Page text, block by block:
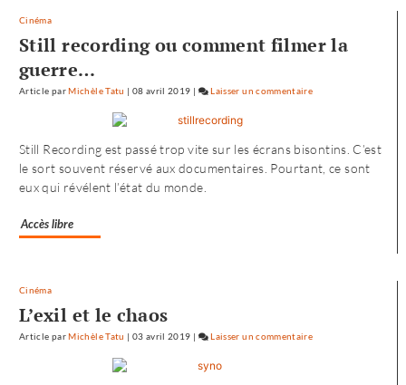
Cinéma
Still recording ou comment filmer la
guerre…
Article parMichèle Tatu | 08 avril 2019 | Laisser un commentaire
l’Ouest
de
Still Recording est passé trop vite sur les écrans bisontins. C’est
le sort souvent réservé aux documentaires. Pourtant, ce sont
eux qui révélent l’état du monde.
Accès libre
Cinéma
L’exil et le chaos
Article parMichèle Tatu | 03 avril 2019 | Laisser un commentaire